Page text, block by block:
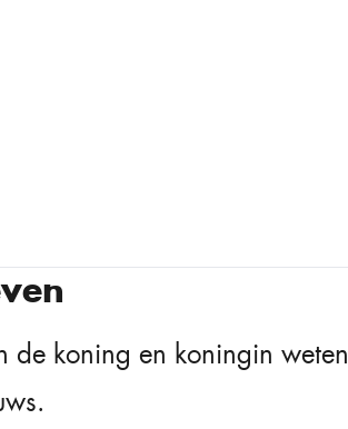
de koning en koningin weten